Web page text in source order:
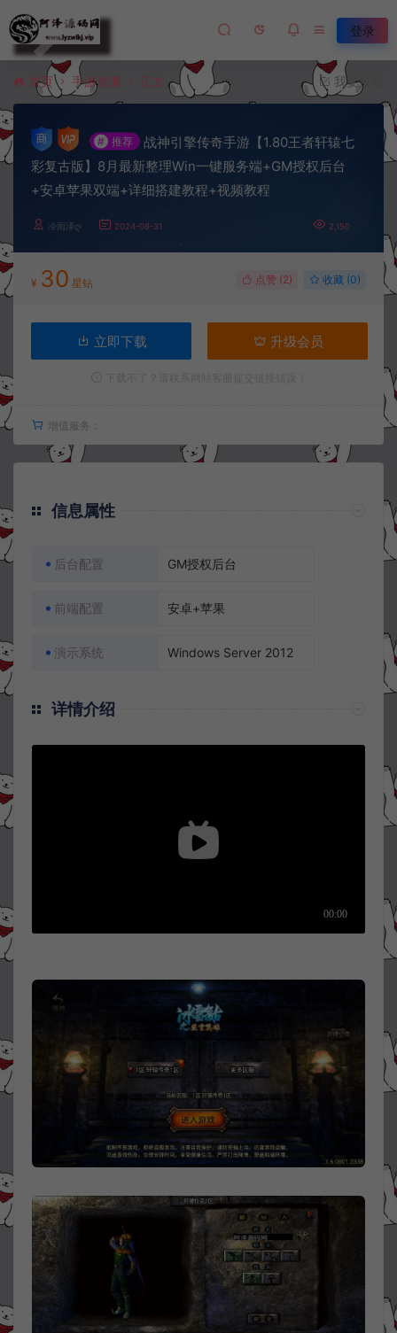
登录
首页 手游资源 正文 我要投稿
# 推荐
战神引擎传奇手游【1.80王者轩辕七
彩复古版】8月最新整理Win一键服务端+GM授权后台
+安卓苹果双端+详细搭建教程+视频教程
冷雨泽ღ 2024-08-31 2,150
¥ 30 星钻 点赞 (2) 收藏 (0)
立即下载 升级会员
增值服务：
信息属性
后台配置 GM授权后台
前端配置 安卓+苹果
演示系统 Windows Server 2012
详情介绍